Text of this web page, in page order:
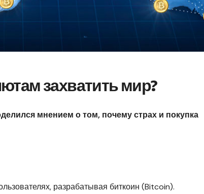
захватить мир?
мнением о том, почему страх и покупка
разрабатывая биткоин (Bitcoin).